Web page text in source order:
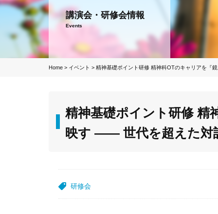
講演会・研修会情報
Events
Home > イベント > 精神基礎ポイント研修 精神科OTのキャリアを『
精神基礎ポイント研修 精
映す ―― 世代を超えた対
研修会